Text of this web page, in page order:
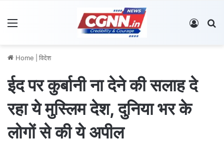
Log In
Home विदेश
ईद पर कुर्बानी ना देने की सलाह दे
रहा ये मुस्लिम देश, दुनिया भर के
लोगों से की ये अपील